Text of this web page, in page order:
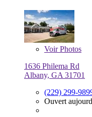
VoirPhotos
1636 Philema Rd
Albany, GA 31701
(229) 299-
Ouvert